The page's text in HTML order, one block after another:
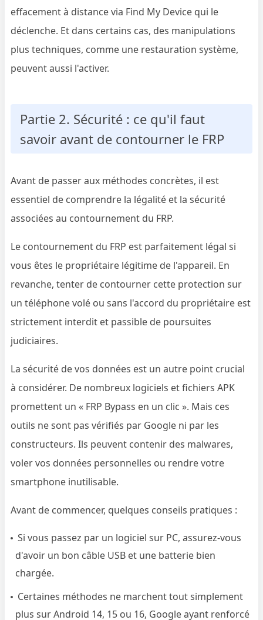
effacement à distance via Find My Device qui le
déclenche. Et dans certains cas, des manipulations
plus techniques, comme une restauration système,
peuvent aussi l'activer.
Partie 2. Sécurité : ce qu'il faut
savoir avant de contourner le FRP
Avant de passer aux méthodes concrètes, il est
essentiel de comprendre la légalité et la sécurité
associées au contournement du FRP.
Le contournement du FRP est parfaitement légal si
vous êtes le propriétaire légitime de l'appareil. En
revanche, tenter de contourner cette protection sur
un téléphone volé ou sans l'accord du propriétaire est
strictement interdit et passible de poursuites
judiciaires.
La sécurité de vos données est un autre point crucial
à considérer. De nombreux logiciels et fichiers APK
promettent un « FRP Bypass en un clic ». Mais ces
outils ne sont pas vérifiés par Google ni par les
constructeurs. Ils peuvent contenir des malwares,
voler vos données personnelles ou rendre votre
smartphone inutilisable.
Avant de commencer, quelques conseils pratiques :
Si vous passez par un logiciel sur PC, assurez-vous
d'avoir un bon câble USB et une batterie bien
chargée.
Certaines méthodes ne marchent tout simplement
plus sur Android 14, 15 ou 16, Google ayant renforcé